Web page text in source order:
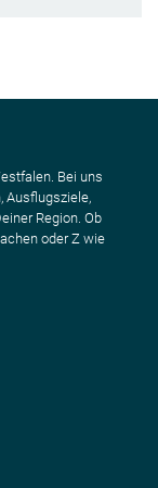
Bei uns
Ausflugsziele,
Region. Ob
oder Z wie